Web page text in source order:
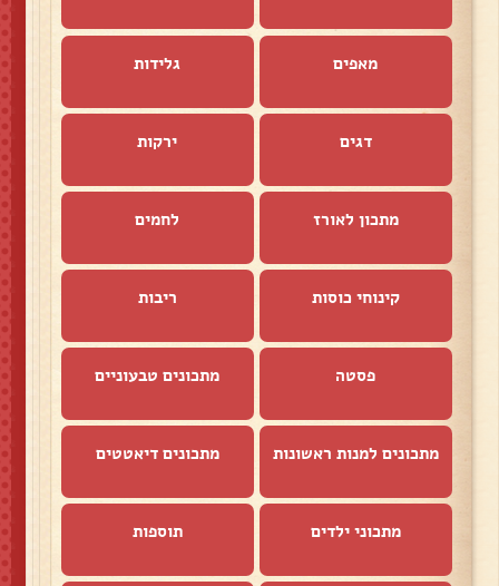
מאפים גלידות
דגים ירקות
מתכון לאורז לחמים
קינוחי כוסות ריבות
פסטה מתכונים טבעוניים
מתכונים למנות ראשונות מתכונים דיאטטים
מתכוני ילדים תוספות